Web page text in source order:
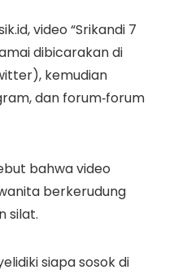
video “Srikandi 7
dibicarakan di
kemudian
dan forum‐forum
bahwa video
berkerudung
silat.
siapa sosok di